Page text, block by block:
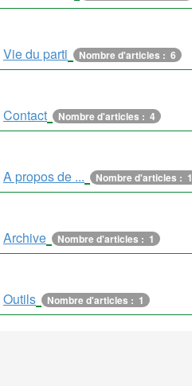
Vie du parti Nombre d'articles : 6
Contact Nombre d'articles : 4
A propos de ... Nombre d'articles : 1
Archive Nombre d'articles : 1
Outils Nombre d'articles : 1